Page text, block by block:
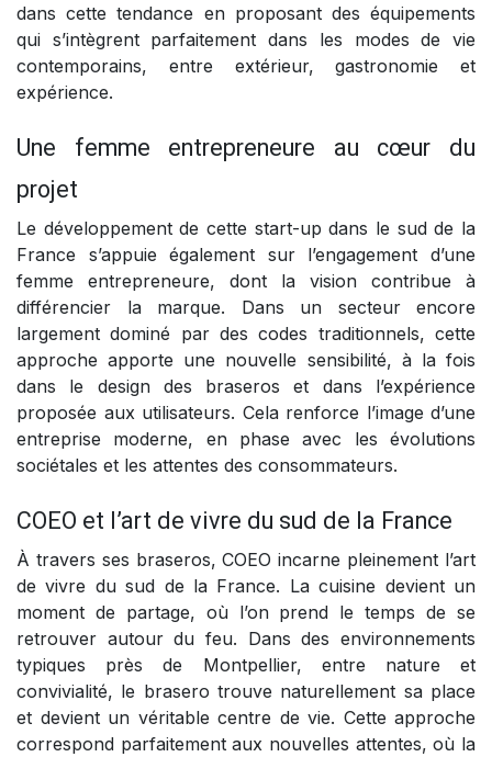
dans cette tendance en proposant des équipements
qui s’intègrent parfaitement dans les modes de vie
contemporains, entre extérieur, gastronomie et
expérience.
Une femme entrepreneure au cœur du
projet
Le développement de cette start-up dans le sud de la
France s’appuie également sur l’engagement d’une
femme entrepreneure, dont la vision contribue à
différencier la marque. Dans un secteur encore
largement dominé par des codes traditionnels, cette
approche apporte une nouvelle sensibilité, à la fois
dans le design des braseros et dans l’expérience
proposée aux utilisateurs. Cela renforce l’image d’une
entreprise moderne, en phase avec les évolutions
sociétales et les attentes des consommateurs.
COEO et l’art de vivre du sud de la France
À travers ses braseros, COEO incarne pleinement l’art
de vivre du sud de la France. La cuisine devient un
moment de partage, où l’on prend le temps de se
retrouver autour du feu. Dans des environnements
typiques près de Montpellier, entre nature et
convivialité, le brasero trouve naturellement sa place
et devient un véritable centre de vie. Cette approche
correspond parfaitement aux nouvelles attentes, où la